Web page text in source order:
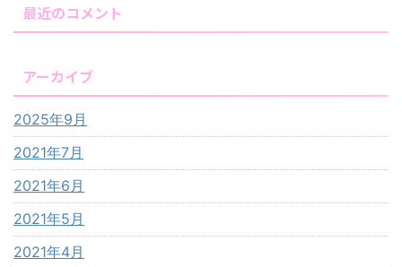
最近のコメント
アーカイブ
2025年9月
2021年7月
2021年6月
2021年5月
2021年4月